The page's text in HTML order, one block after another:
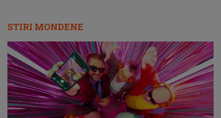
STIRI MONDENE